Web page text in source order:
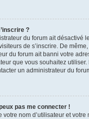
?
du forum ait désactivé
de s’inscrire. De
du forum ait banni votre
que vous souhaitez
un administrateur du
pas me connecter !
nom d’utilisateur et votre